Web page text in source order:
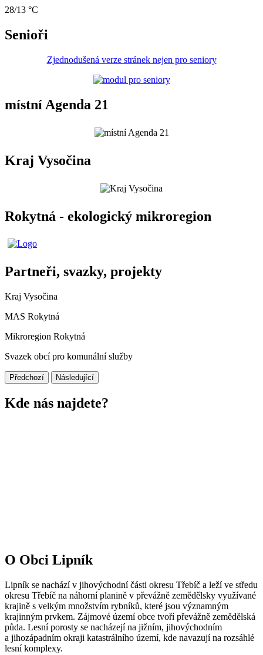
28/13 °C
Senioři
Zjednodušená verze stránek nejen pro seniory
místní Agenda 21
Kraj Vysočina
Rokytná - ekologický mikroregion
Partneři, svazky, projekty
Kraj Vysočina
MAS Rokytná
Mikroregion Rokytná
Svazek obcí pro komunální služby
Předchozí Následující
Kde nás najdete?
O Obci Lipník
Lipník se nachází v jihovýchodní části okresu Třebíč a leží ve středu
okresu Třebíč na náhorní planině v převážně zemědělsky využívané
krajině s velkým množstvím rybníků, které jsou významným
krajinným prvkem. Zájmové území obce tvoří převážně zemědělská
půda. Lesní porosty se nacházejí na jižním, jihovýchodním
a jihozápadním okraji katastrálního území, kde navazují na rozsáhlé
lesní komplexy.